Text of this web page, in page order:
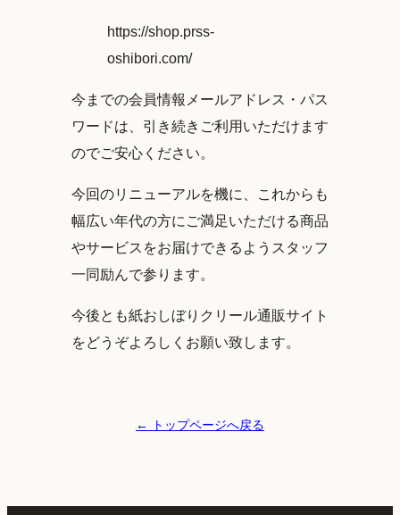
https://shop.prss-
oshibori.com/
今までの会員情報メールアドレス・パス
ワードは、引き続きご利用いただけます
のでご安心ください。
今回のリニューアルを機に、これからも
幅広い年代の方にご満足いただける商品
やサービスをお届けできるようスタッフ
一同励んで参ります。
今後とも紙おしぼりクリール通販サイト
をどうぞよろしくお願い致します。
← トップページへ戻る